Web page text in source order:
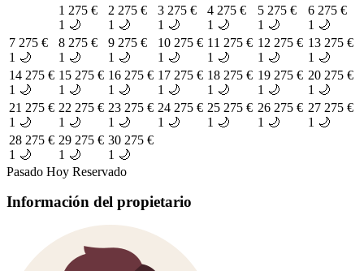
1 275 €
1 🌙
2 275 €
1 🌙
3 275 €
1 🌙
4 275 €
1 🌙
5 275 €
1 🌙
6 275 €
1 🌙
7 275 €
1 🌙
8 275 €
1 🌙
9 275 €
1 🌙
10 275 €
1 🌙
11 275 €
1 🌙
12 275 €
1 🌙
13 275 €
1 🌙
14 275 €
1 🌙
15 275 €
1 🌙
16 275 €
1 🌙
17 275 €
1 🌙
18 275 €
1 🌙
19 275 €
1 🌙
20 275 €
1 🌙
21 275 €
1 🌙
22 275 €
1 🌙
23 275 €
1 🌙
24 275 €
1 🌙
25 275 €
1 🌙
26 275 €
1 🌙
27 275 €
1 🌙
28 275 €
1 🌙
29 275 €
1 🌙
30 275 €
1 🌙
Pasado Hoy Reservado
Información del propietario